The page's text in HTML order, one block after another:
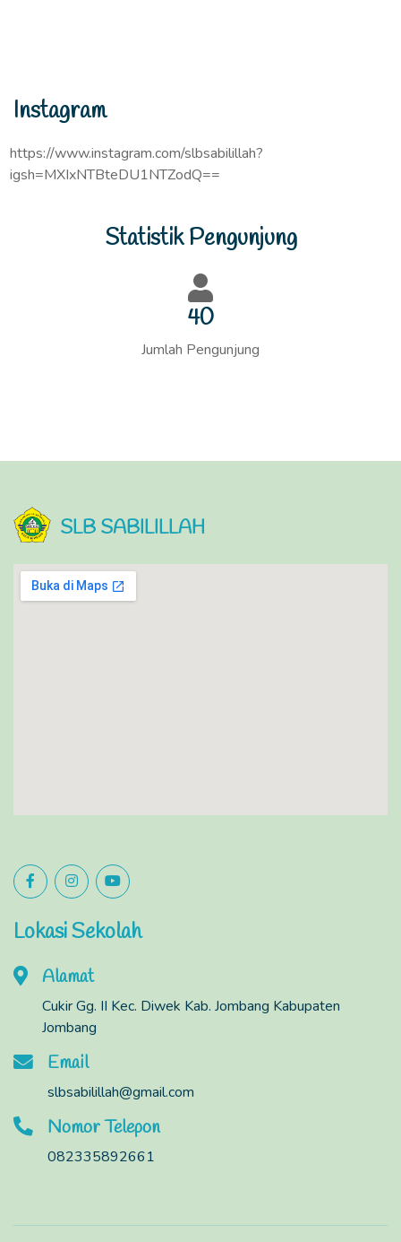
Instagram
https://www.instagram.com/slbsabilillah?
igsh=MXIxNTBteDU1NTZodQ==
Statistik Pengunjung
41
Jumlah Pengunjung
SLB SABILILLAH
Lokasi Sekolah
Alamat
Cukir Gg. II Kec. Diwek Kab. Jombang Kabupaten
Jombang
Email
slbsabilillah@gmail.com
Nomor Telepon
082335892661